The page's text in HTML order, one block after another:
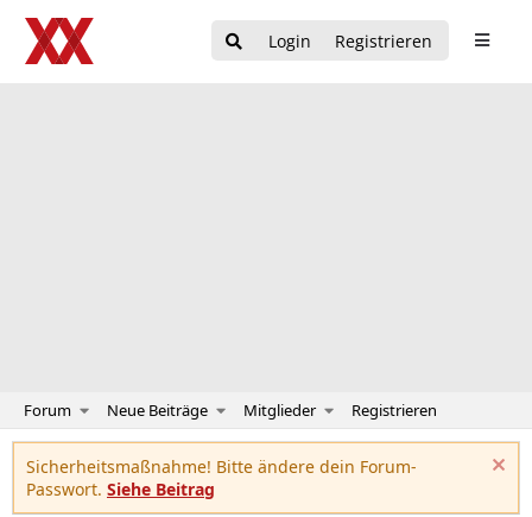
Login Registrieren
Forum Neue Beiträge Mitglieder Registrieren
Sicherheitsmaßnahme! Bitte ändere dein Forum-
Passwort. Siehe Beitrag